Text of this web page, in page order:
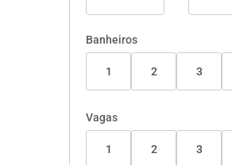
Banheiros
1 2 3
Vagas
1 2 3